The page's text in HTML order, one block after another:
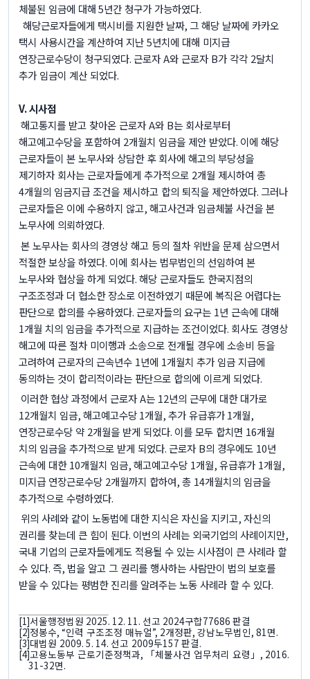
체불된 임금에 대해5년간 청구가 가능하였다.
해당근로자들에게 택시비를 지원한 날짜, 그 해당 날짜에 카카오
택시 사용시간을 계산하여 지난5년치에 대해 미지급
연장근로수당이 청구되였다. 근로자A와 근로자B가 각각 2달치
추가 임금이 계산 되었다.
V.시사점
해고통지를 받고 찾아온 근로자A와 B는 회사로부터
해고예고수당을 포함하여 2개월치 임금을 제안 받았다. 이에 해당
근로자들이 본 노무사와 상담한 후 회사에 해고의 부당성을
제기하자 회사는 근로자들에게 추가적으로 2개월 제시하여 총
4개월의 임금지급 조건을 제시하고 합의 퇴직을 제안하였다. 그러나
근로자들은 이에 수용하지 않고,해고사건과 임금체불 사건을 본
노무사에 의뢰하였다.
본 노무사는 회사의 경영상 해고 등의 절차 위반을 문제 삼으면서
적절한 보상을 하였다. 이에 회사는 법무법인의 선임하여 본
노무사와 협상을 하게 되었다.해당 근로자들도 한국지점의
구조조정과 더 협소한 장소로 이전하였기 때문에 복직은 어렵다는
판단으로 합의를 수용하였다. 근로자들의 요구는 1년 근속에 대해
1개월 치의 임금을 추가적으로 지급하는 조건이었다. 회사도 경영상
해고에 따른 절차 미이행과 소송으로 전개될 경우에 소송비 등을
고려하여 근로자의 근속년수 1년에 1개월치 추가 임금 지급에
동의하는 것이 합리적이라는 판단으로 합의에 이르게 되었다.
이러한 협상 과정에서 근로자A는 12년의 근무에 대한 대가로
12개월치 임금,해고예고수당1개월,추가 유급휴가1개월,
연장근로수당 약 2개월을 받게 되었다. 이를 모두 합치면 16개월
치의 임금을 추가적으로 받게 되었다. 근로자B의 경우에도 10년
근속에 대한10개월치 임금,해고예고수당 1개월,유급휴가1개월,
미지급 연장근로수당 2개월까지 합하여,총 14개월치의 임금을
추가적으로 수령하였다.
위의 사례와 같이 노동법에 대한 지식은 자신을 지키고,자신의
권리를 찾는데 큰 힘이 된다. 이번의 사례는 외국기업의 사례이지만,
국내 기업의 근로자들에게도 적용될 수 있는 시사점이 큰 사례라 할
수 있다. 즉, 법을 알고 그 권리를 행사하는 사람만이 법의 보호를
받을 수 있다는 평범한 진리를 알려주는 노동 사례라 할 수 있다.
[1]서울행정법원 2025. 12. 11. 선고 2024구합77686판결
[2]정봉수, “인력 구조조정 매뉴얼”, 2개정판,강남노무법인, 81 면.
[3]대법원2009. 5. 14. 선고 2009두157판결.
[4]고용노동부 근로기준정책과, 「체불사건 업무처리 요령」 , 2016.
31-32면.